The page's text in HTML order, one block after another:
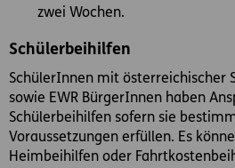
zwei Wochen.
Schülerbeihilfen
SchülerInnen mit österreichischer
sowie EWR BürgerInnen haben
Schülerbeihilfen sofern sie
Voraussetzungen erfüllen. Es
Heimbeihilfen oder